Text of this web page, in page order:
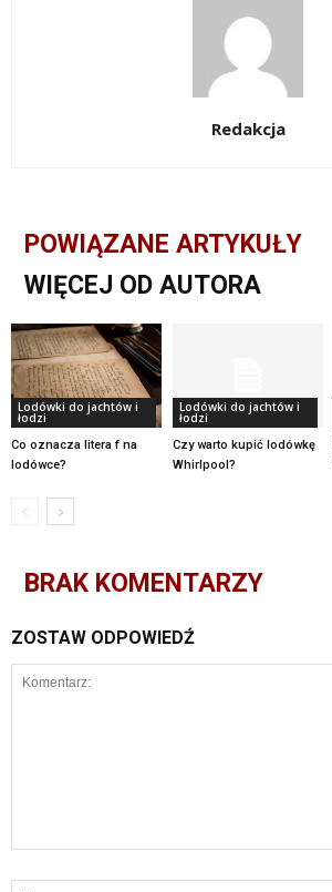
Redakcja
POWIĄZANE ARTYKUŁY
WIĘCEJ OD AUTORA
Lodówki do jachtów i
łodzi
Co oznacza litera f na
lodówce?
Lodówki do jachtów i
łodzi
Czy warto kupić lodówkę
Whirlpool?
BRAK KOMENTARZY
ZOSTAW ODPOWIEDŹ